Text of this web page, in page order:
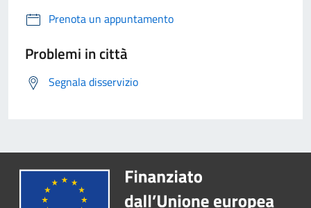
Prenota un appuntamento
Problemi in città
Segnala disservizio